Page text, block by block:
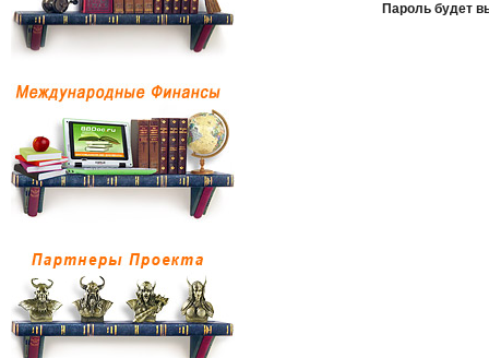
Пароль будет